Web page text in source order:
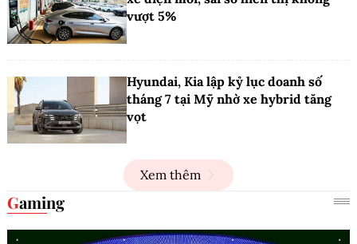
vượt 5%
Hyundai, Kia lập kỷ lục doanh số
tháng 7 tại Mỹ nhờ xe hybrid tăng
vọt
Xem thêm
Gaming